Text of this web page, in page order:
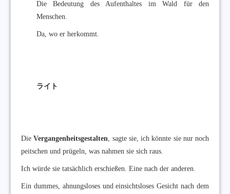
Die Bedeutung des Aufenthaltes im Wald für den
Menschen.
Da, wo er herkommt.
ライト
DieVergangenheitsgestalten , sagte sie, ich könnte sie nur noch
peitschen und prügeln, was nahmen sie sich raus.
Ich würde sie tatsächlich erschießen. Eine nach der anderen.
Ein dummes, ahnungsloses und einsichtsloses Gesicht nach dem